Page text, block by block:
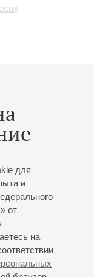
для
и
от
на
для солдат,
войны
искренний
поздравила